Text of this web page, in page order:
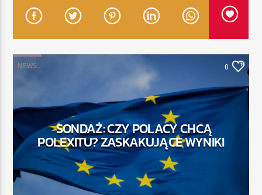
TYTUŁ
TERAZ
RADIO STREFA MUZY
00:00 21:00
NEWS 0
SONDAŻ: CZY POLACY CHCĄ
POLEXITU? ZASKAKUJĄCE WYNIKI